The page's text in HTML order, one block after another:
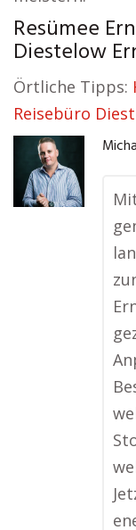
Resümee
Diestelow
Örtliche Tipps:
Reisebüro